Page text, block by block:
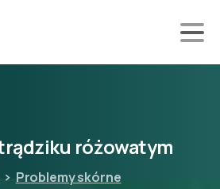
różowatym
Problemy skórne